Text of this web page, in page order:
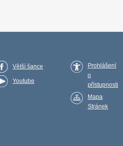
Větší šance
Youtube
Prohlášení
o
přístupnosti
Mapa
Stránek